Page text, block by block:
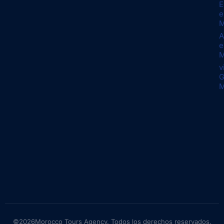
©2026Morocco Tours Agency. Todos los derechos reservados.